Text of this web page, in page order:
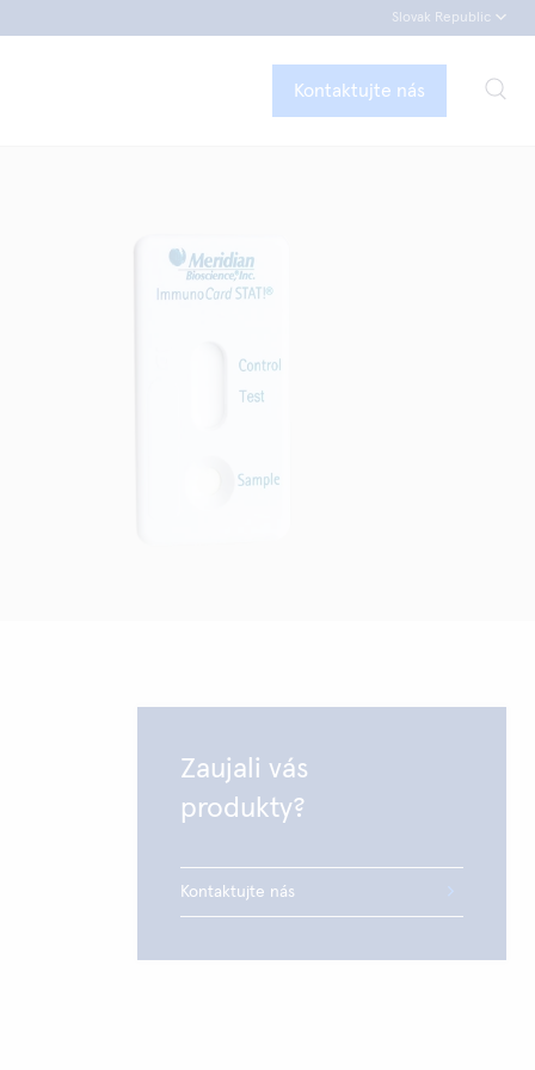
Slovak Republic
Kontaktujte nás
Zaujali vás
produkty?
Kontaktujte nás